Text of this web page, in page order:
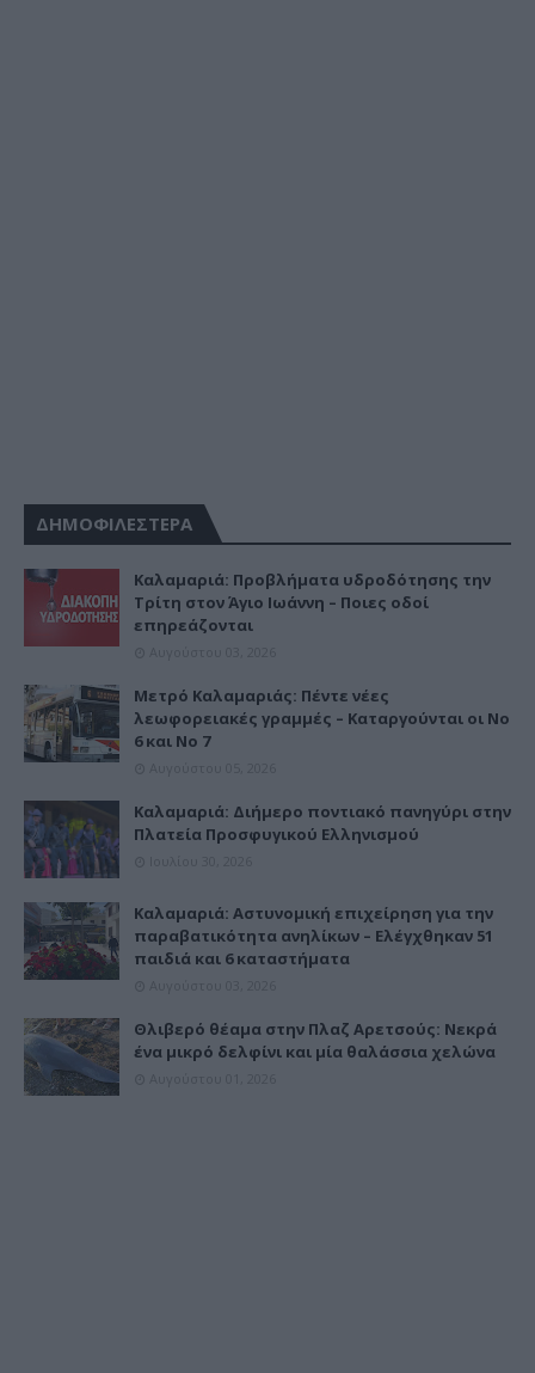
ΔΗΜΟΦΙΛΕΣΤΕΡΑ
Καλαμαριά: Προβλήματα υδροδότησης την
Τρίτη στον Άγιο Ιωάννη – Ποιες οδοί
επηρεάζονται
Μετρό Καλαμαριάς: Πέντε νέες
λεωφορειακές γραμμές – Καταργούνται οι Νο
6 και Νο 7
Καλαμαριά: Διήμερο ποντιακό πανηγύρι στην
Πλατεία Προσφυγικού Ελληνισμού
Καλαμαριά: Αστυνομική επιχείρηση για την
παραβατικότητα ανηλίκων – Ελέγχθηκαν 51
παιδιά και 6 καταστήματα
Θλιβερό θέαμα στην Πλαζ Αρετσούς: Νεκρά
ένα μικρό δελφίνι και μία θαλάσσια χελώνα